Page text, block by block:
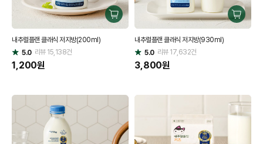
구
매
내추럴플랜 클래식 저지방(200ml)
별
점
5.0 리뷰15,138건
1,200원
구
매
내추럴플랜 클래식 저지방(930ml)
별
점
5.0 리뷰17,632건
3,800원